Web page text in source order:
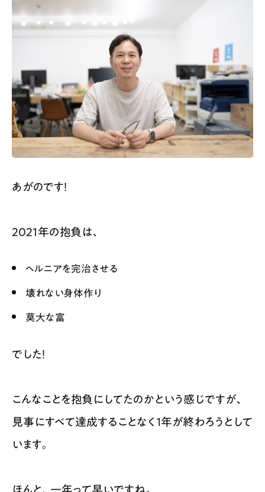
あがのです！
2021年の抱負は、
ヘルニアを完治させる
壊れない身体作り
莫大な富
でした！
こんなことを抱負にしてたのかという感じですが、
見事にすべて達成することなく１年が終わろうとして
います。
ほんと、一年って早いですね。